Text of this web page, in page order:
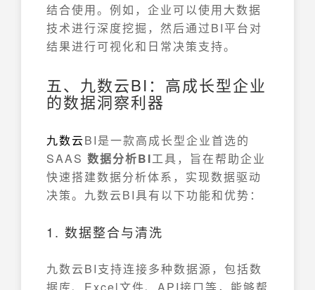
结合使用。例如，企业可以使用大数据
技术进行深度挖掘，然后通过BI平台对
结果进行可视化和日常决策支持。
五、九数云BI：高成长型企业
的数据洞察利器
九数云BI是一款高成长型企业首选的
SAAS 数据分析BI工具，旨在帮助企业
快速搭建数据分析体系，实现数据驱动
决策。九数云BI具有以下功能和优势：
1. 数据整合与清洗
九数云BI支持连接多种数据源，包括数